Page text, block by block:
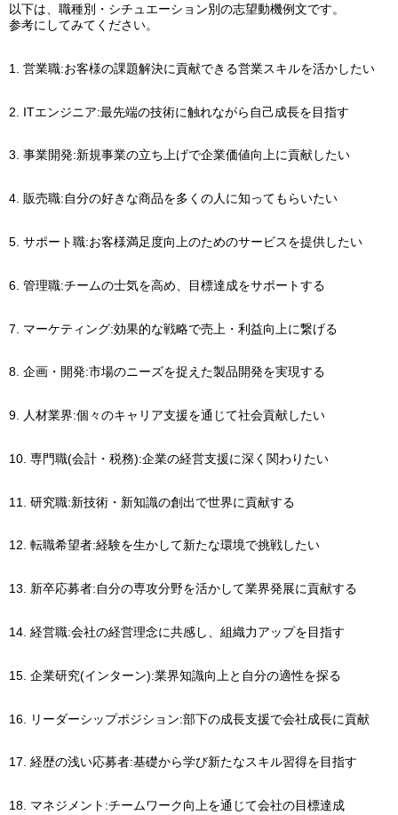
以下は、職種別・シチュエーション別の志望動機例文です。
参考にしてみてください。
1. 営業職:お客様の課題解決に貢献できる営業スキルを活かしたい
2. ITエンジニア:最先端の技術に触れながら自己成長を目指す
3. 事業開発:新規事業の立ち上げで企業価値向上に貢献したい
4. 販売職:自分の好きな商品を多くの人に知ってもらいたい
5. サポート職:お客様満足度向上のためのサービスを提供したい
6. 管理職:チームの士気を高め、目標達成をサポートする
7. マーケティング:効果的な戦略で売上・利益向上に繋げる
8. 企画・開発:市場のニーズを捉えた製品開発を実現する
9. 人材業界:個々のキャリア支援を通じて社会貢献したい
10. 専門職(会計・税務):企業の経営支援に深く関わりたい
11. 研究職:新技術・新知識の創出で世界に貢献する
12. 転職希望者:経験を生かして新たな環境で挑戦したい
13. 新卒応募者:自分の専攻分野を活かして業界発展に貢献する
14. 経営職:会社の経営理念に共感し、組織力アップを目指す
15. 企業研究(インターン):業界知識向上と自分の適性を探る
16. リーダーシップポジション:部下の成長支援で会社成長に貢献
17. 経歴の浅い応募者:基礎から学び新たなスキル習得を目指す
18. マネジメント:チームワーク向上を通じて会社の目標達成